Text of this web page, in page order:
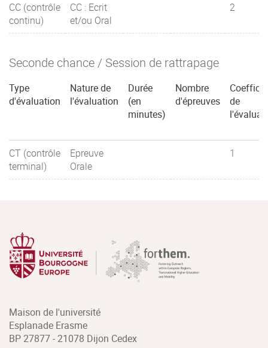
CC (contrôle
continu)
CC : Ecrit
et/ou Oral
2
Seconde chance / Session de rattrapage
Type
d'évaluation
Nature de
l'évaluation
Durée
(en
minutes)
Nombre
d'épreuves
de
CT (contrôle
terminal)
Epreuve
Orale
1
Maison de l'université
Esplanade Erasme
BP 27877 - 21078 Dijon Cedex